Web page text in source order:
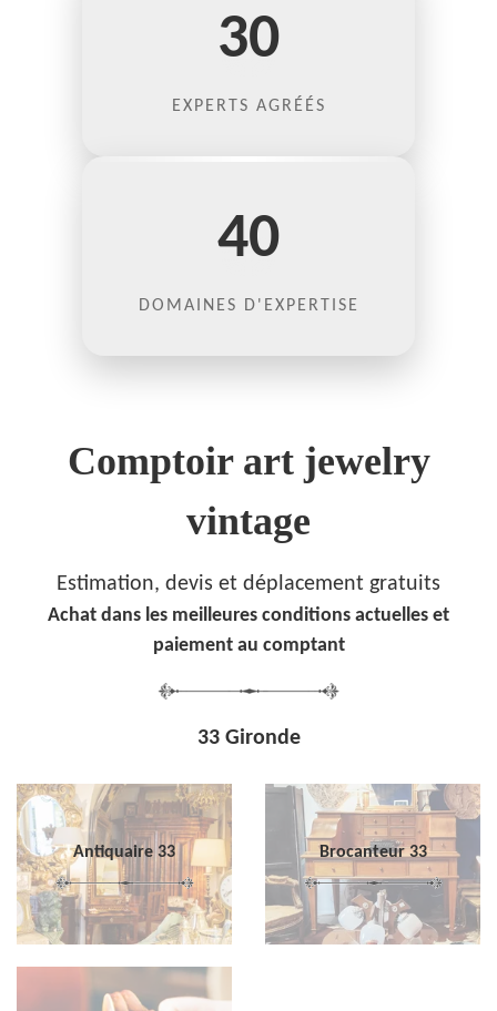
30
EXPERTS AGRÉÉS
40
DOMAINES D'EXPERTISE
Comptoir art jewelry
vintage
Estimation, devis et déplacement gratuits
Achat dans les meilleures conditions actuelles et
paiement au comptant
33 Gironde
Antiquaire 33 Brocanteur 33